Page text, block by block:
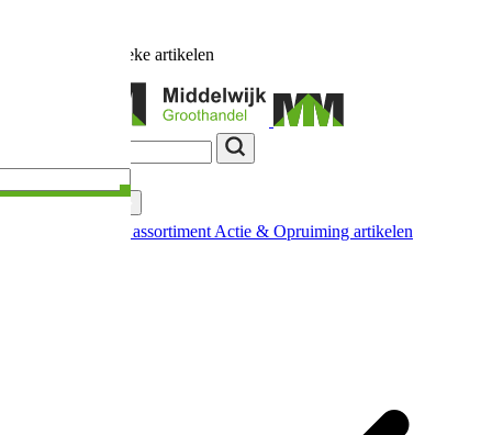
unieke artikelen
Nieuw in ons assortiment Actie & Opruiming artikelen